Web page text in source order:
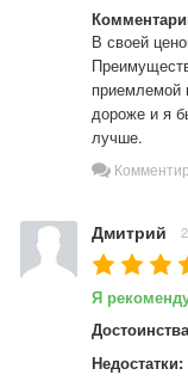
В своей
приемлемой
дороже и я
лучше.
Дмитрий
Я
Недостатки: